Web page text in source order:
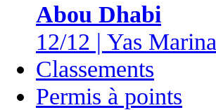
Abou Dhabi
12/12 | Yas Marina
Classements
Permis à points